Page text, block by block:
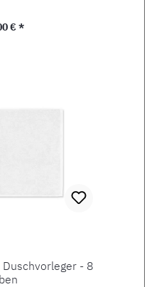
Preis:
€ *
Duschvorleger - 8